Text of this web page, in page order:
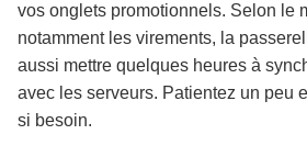
vos onglets promotionnels. Selon le
notamment les virements, la
aussi mettre quelques heures à
avec les serveurs. Patientez un peu
si besoin.